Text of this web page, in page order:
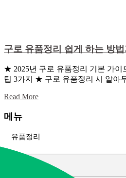
구로 유품정리 쉽게 하는 방법
★ 2025년 구로 유품정리 기본 가
팁 3가지 ★ 구로 유품정리 시 알아
Read More
메뉴
유품정리